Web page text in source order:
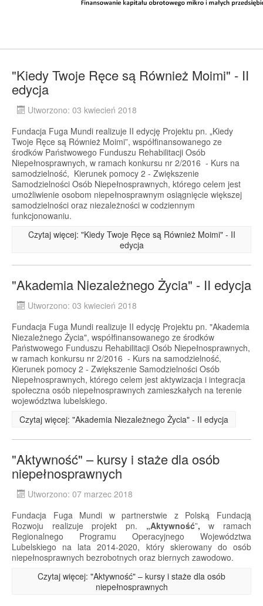
"Kiedy Twoje Ręce są Również Moimi" - II
edycja
Utworzono: 03 kwiecień 2018
Fundacja Fuga Mundi realizuje II edycję Projektu pn. „Kiedy
Twoje Ręce są Również Moimi”, współfinansowanego ze
środków Państwowego Funduszu Rehabilitacji Osób
Niepełnosprawnych, w ramach konkursu nr 2/2016 - Kurs na
samodzielność, Kierunek pomocy 2 - Zwiększenie
Samodzielności Osób Niepełnosprawnych, którego celem jest
umożliwienie osobom niepełnosprawnym osiągnięcie większej
samodzielności oraz niezależności w codziennym
funkcjonowaniu.
Czytaj więcej: "Kiedy Twoje Ręce są Również Moimi" - II
edycja
"Akademia Niezależnego Życia" - II edycja
Utworzono: 03 kwiecień 2018
Fundacja Fuga Mundi realizuje II edycję Projektu pn. "Akademia
Niezależnego Życia", współfinansowanego ze środków
Państwowego Funduszu Rehabilitacji Osób Niepełnosprawnych,
w ramach konkursu nr 2/2016 - Kurs na samodzielność,
Kierunek pomocy 2 - Zwiększenie Samodzielności Osób
Niepełnosprawnych, którego celem jest aktywizacja i integracja
społeczna osób niepełnosprawnych zamieszkałych na terenie
województwa lubelskiego.
Czytaj więcej: "Akademia Niezależnego Życia" - II edycja
"Aktywność" – kursy i staże dla osób
niepełnosprawnych
Utworzono: 07 marzec 2018
Fundacja Fuga Mundi w partnerstwie z Polską Fundacją
Rozwoju realizuje projekt pn. „Aktywność”, w ramach
Regionalnego Programu Operacyjnego Województwa
Lubelskiego na lata 2014-2020, który skierowany do osób
niepełnosprawnych bezrobotnych oraz biernych zawodowo.
Czytaj więcej: "Aktywność" – kursy i staże dla osób
niepełnosprawnych